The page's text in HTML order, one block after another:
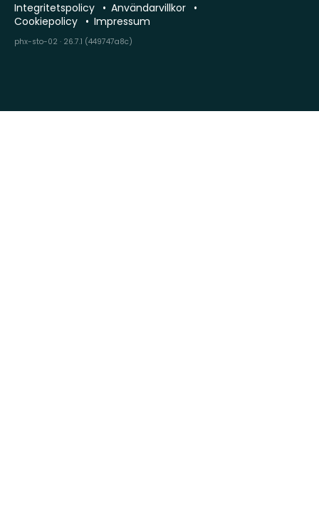
Integritetspolicy
Användarvillkor
Cookiepolicy
Impressum
phx-sto-02 · 26.7.1 (449747a8c)